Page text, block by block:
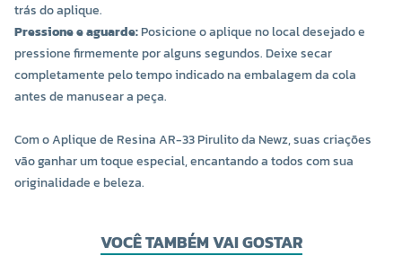
trás do aplique.
Pressione e aguarde:Posicione o aplique no local desejado e
pressione firmemente por alguns segundos. Deixe secar
completamente pelo tempo indicado na embalagem da cola
antes de manusear a peça.
Com o Aplique de Resina AR-33 Pirulito da Newz, suas criações
vão ganhar um toque especial, encantando a todos com sua
originalidade e beleza.
VOCÊ TAMBÉM VAI GOSTAR